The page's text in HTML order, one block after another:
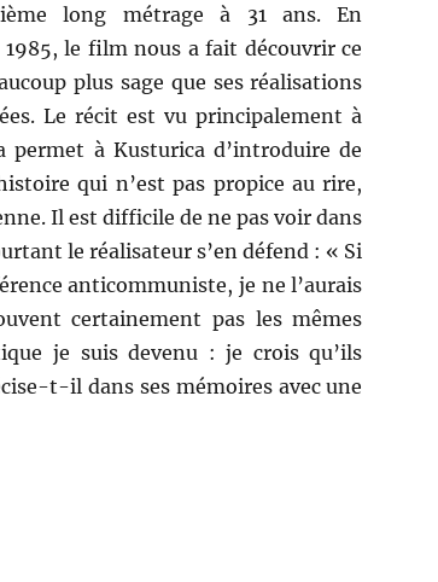
long métrage à 31 ans. En
le film nous a fait découvrir ce
plus sage que ses réalisations
Le récit est vu principalement à
permet à Kusturica d’introduire de
qui n’est pas propice au rire,
Il est difficile de ne pas voir dans
le réalisateur s’en défend : « Si
anticommuniste, je ne l’aurais
certainement pas les mêmes
je suis devenu : je crois qu’ils
t-il dans ses mémoires avec une